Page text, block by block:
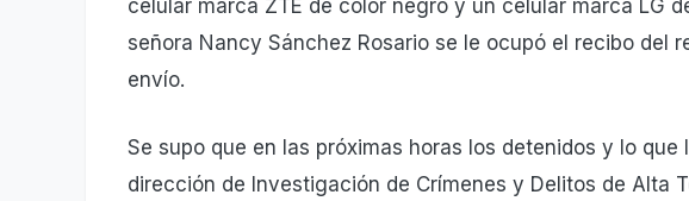
celular marca ZTE de color negro y un celular marca LG
señora Nancy Sánchez Rosario se le ocupó el recibo del
envío.
Se supo que en las próximas horas los detenidos y lo
dirección de Investigación de Crímenes y Delitos de Alta